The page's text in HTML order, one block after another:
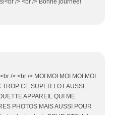
/> <br /> Bonne journée!
/> <br /> MOI MOI MOI MOI MOI
CE SUPER LOT AUSSI
APPAREIL QUI ME
PHOTOS MAIS AUSSI POUR